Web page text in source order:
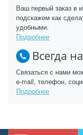
Ваш первый заказ в
подскажем как
удобными.
Подробнее
Всегда
Связаться с нами
e-mail, телефон,
Подробнее